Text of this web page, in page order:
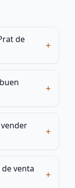
de
+
+
+
venta
+